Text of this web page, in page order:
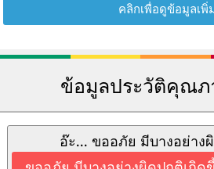
คลิกเพื่อดูข้อมูลเพิ่
ข้อมูลประวัติคุณภ
อ๊ะ... ขออภัย มีบางอย่าง